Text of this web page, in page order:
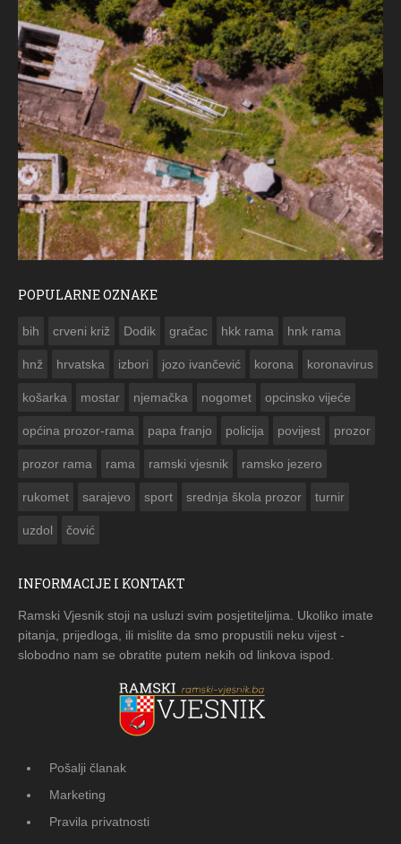
POPULARNE OZNAKE
bih crveni križ Dodik gračac hkk rama hnk rama
hnž hrvatska izbori jozo ivančević korona koronavirus
košarka mostar njemačka nogomet opcinsko vijeće
općina prozor-rama papa franjo policija povijest prozor
prozor rama rama ramski vjesnik ramsko jezero
rukomet sarajevo sport srednja škola prozor turnir
uzdol čović
INFORMACIJE I KONTAKT
Ramski Vjesnik stoji na usluzi svim posjetiteljima. Ukoliko imate
pitanja, prijedloga, ili mislite da smo propustili neku vijest -
slobodno nam se obratite putem nekih od linkova ispod.
Pošalji članak
Marketing
Pravila privatnosti